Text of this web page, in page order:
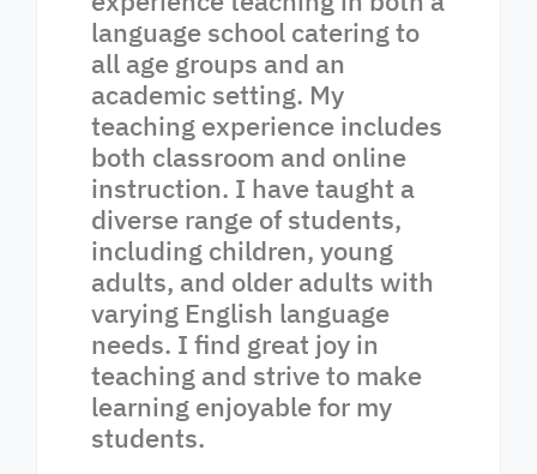
language school catering to
all age groups and an
academic setting. My
teaching experience includes
both classroom and online
instruction. I have taught a
diverse range of students,
including children, young
adults, and older adults with
varying English language
needs. I find great joy in
teaching and strive to make
learning enjoyable for my
students.